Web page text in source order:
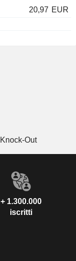
20,97 EUR
Knock-Out
+ 1.300.000
iscritti